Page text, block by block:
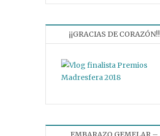
¡¡GRACIAS DE CORAZÓN!!